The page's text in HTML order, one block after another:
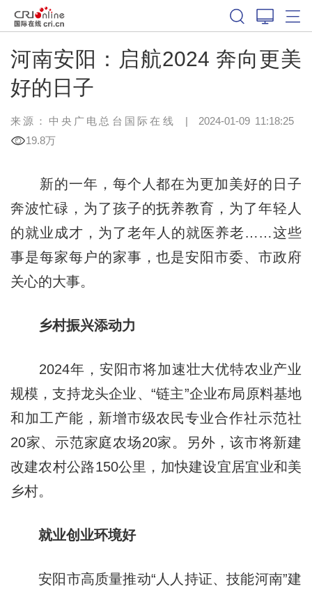
河南安阳：启航2024 奔向更美
好的日子
来源：中央广电总台国际在线 | 2024-01-09 11:18:25
19.8万
新的一年，每个人都在为更加美好的日子
奔波忙碌，为了孩子的抚养教育，为了年轻人
的就业成才，为了老年人的就医养老……这些
事是每家每户的家事，也是安阳市委、市政府
关心的大事。
乡村振兴添动力
2024年，安阳市将加速壮大优特农业产业
规模，支持龙头企业、“链主”企业布局原料基地
和加工产能，新增市级农民专业合作社示范社
20家、示范家庭农场20家。另外，该市将新建
改建农村公路150公里，加快建设宜居宜业和美
乡村。
就业创业环境好
安阳市高质量推动“人人持证、技能河南”建